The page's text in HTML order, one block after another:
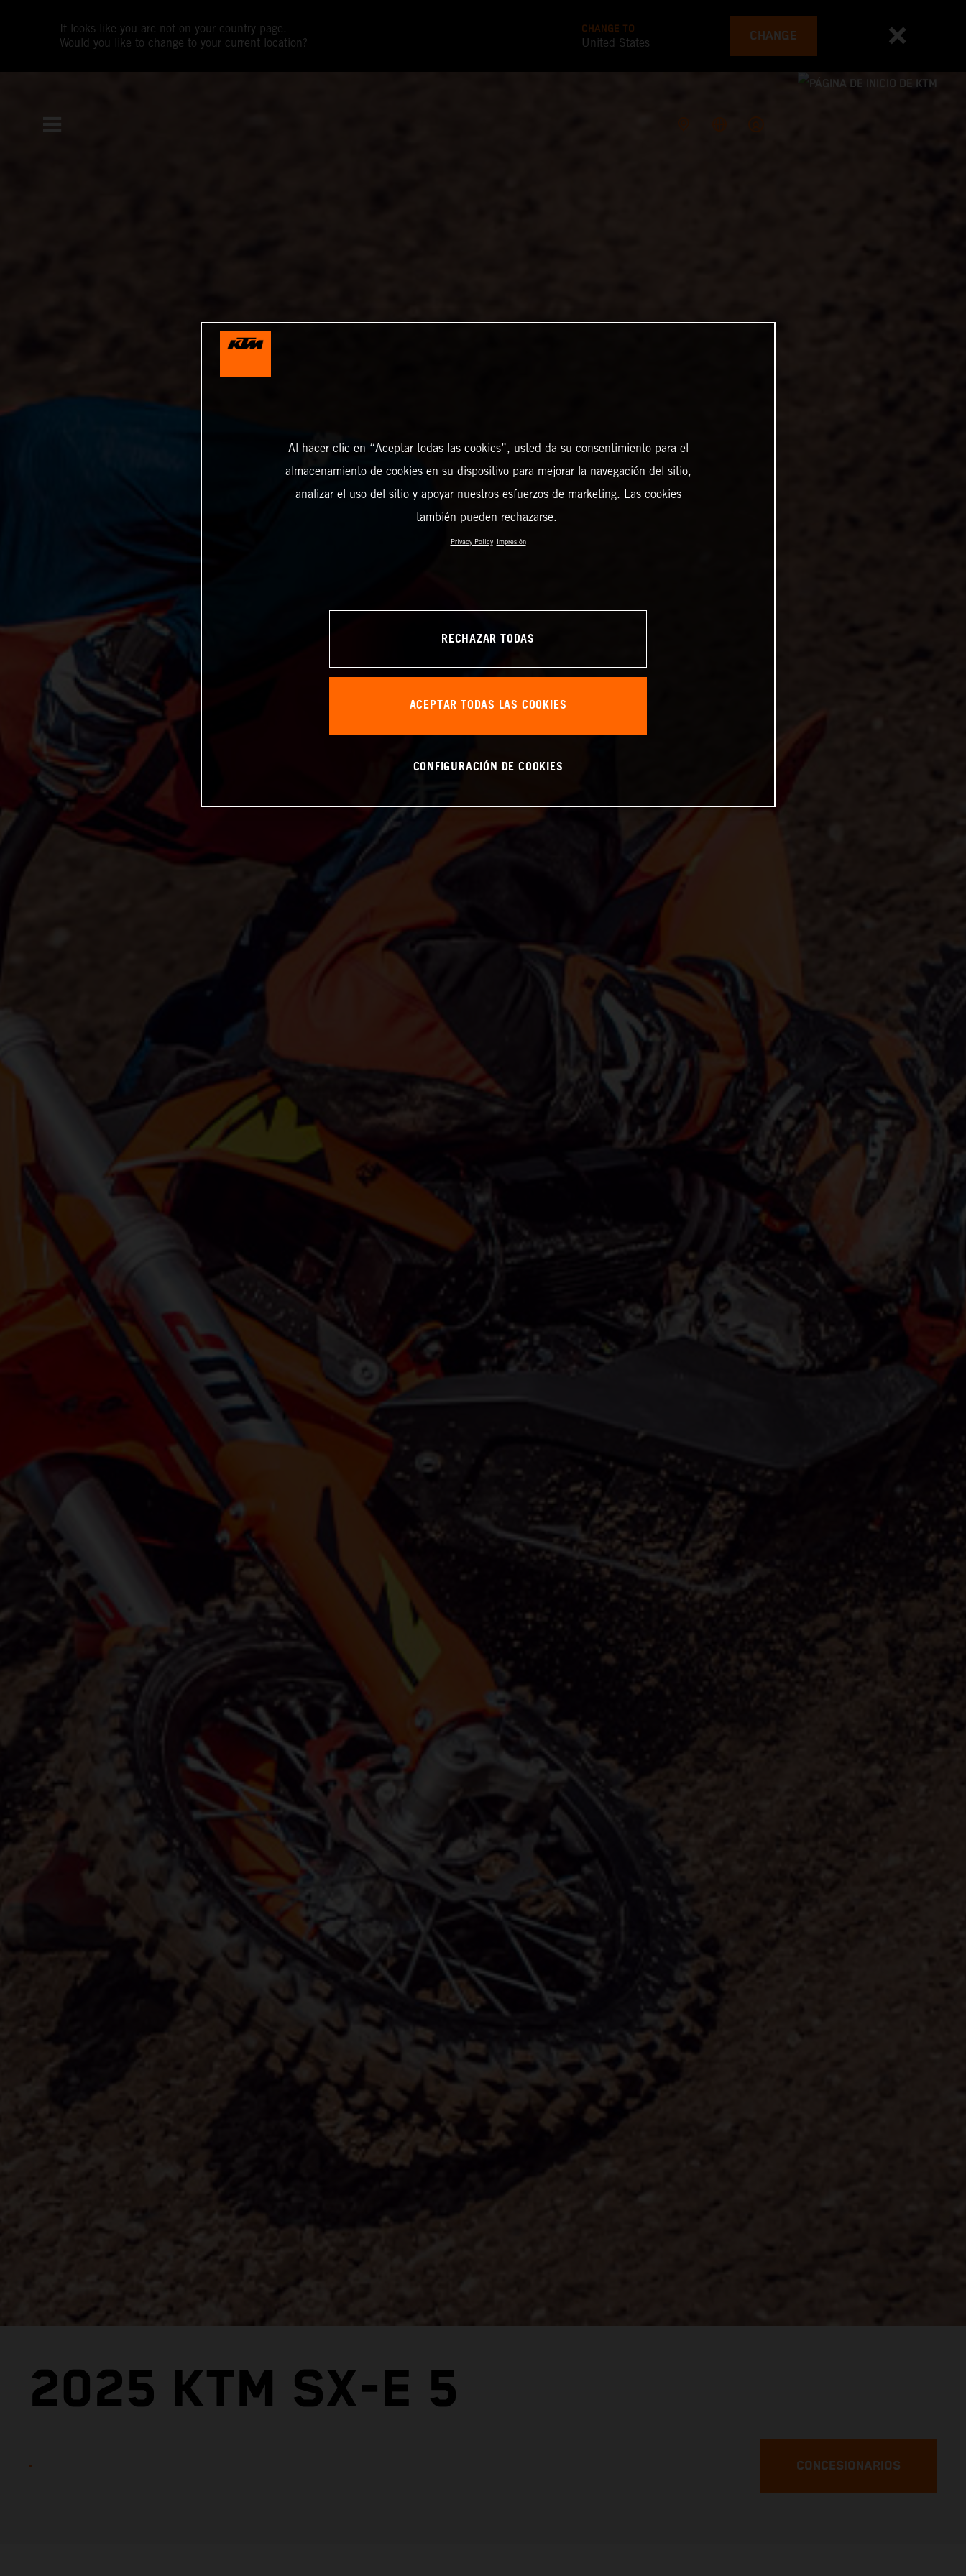
It looks like you are not on your country page.
Would you like to change to your current location?
CHANGE TO
United States CHANGE
2025 KTM SX-E 5
CONCESIONARIOS
Al hacer clic en “Aceptar todas las cookies”, usted da su consentimiento para el
almacenamiento de cookies en su dispositivo para mejorar la navegación del sitio,
analizar el uso del sitio y apoyar nuestros esfuerzos de marketing. Las cookies
también pueden rechazarse.
Privacy Policy Impresión
RECHAZAR TODAS
ACEPTAR TODAS LAS COOKIES
CONFIGURACIÓN DE COOKIES